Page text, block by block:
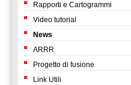
Rapporti e Cartogrammi
Video tutorial
News
ARRR
Progetto di fusione
Link Utili